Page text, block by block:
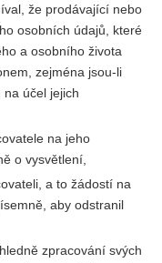
že prodávající nebo
osobních údajů, které
a osobního života
zejména jsou-li
účel jejich
na jeho
o vysvětlení,
a to žádostí na
aby odstranil
zpracování svých